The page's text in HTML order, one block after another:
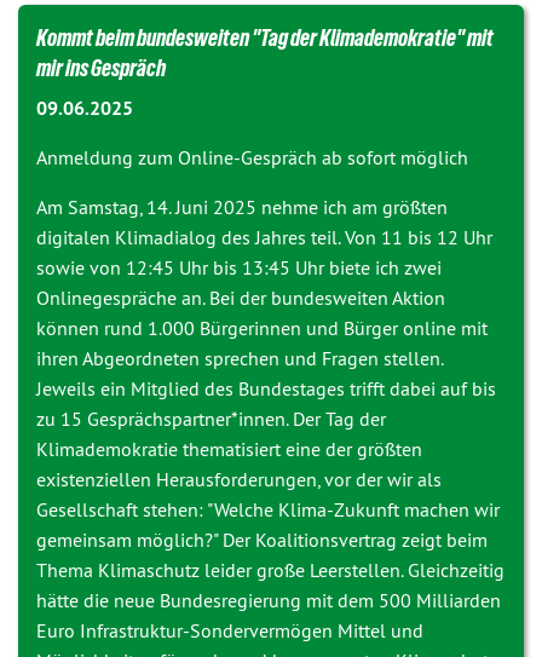
Kommt beim bundesweiten "Tag der Klimademokratie" mit
mir ins Gespräch
09.06.2025
Anmeldung zum Online-Gespräch ab sofort möglich
Am Samstag, 14. Juni 2025 nehme ich am größten
digitalen Klimadialog des Jahres teil. Von 11 bis 12 Uhr
sowie von 12:45 Uhr bis 13:45 Uhr biete ich zwei
Onlinegespräche an. Bei der bundesweiten Aktion
können rund 1.000 Bürgerinnen und Bürger online mit
ihren Abgeordneten sprechen und Fragen stellen.
Jeweils ein Mitglied des Bundestages trifft dabei auf bis
zu 15 Gesprächspartner*innen. Der Tag der
Klimademokratie thematisiert eine der größten
existenziellen Herausforderungen, vor der wir als
Gesellschaft stehen: "Welche Klima-Zukunft machen wir
gemeinsam möglich?" Der Koalitionsvertrag zeigt beim
Thema Klimaschutz leider große Leerstellen. Gleichzeitig
hätte die neue Bundesregierung mit dem 500 Milliarden
Euro Infrastruktur-Sondervermögen Mittel und